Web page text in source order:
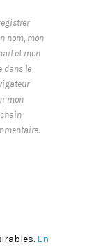
nom, mon
et mon
dans le
mon
En